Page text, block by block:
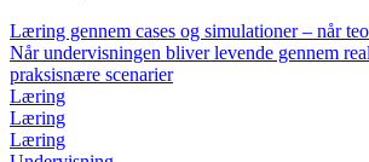
Læring gennem cases og simulationer – når
Når undervisningen bliver levende gennem
praksisnære scenarier
Læring
Læring
Læring